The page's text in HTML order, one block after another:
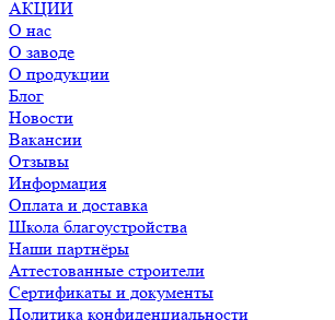
АКЦИИ
О нас
О заводе
О продукции
Блог
Новости
Вакансии
Отзывы
Информация
Оплата и доставка
Школа благоустройства
Наши партнёры
Аттестованные строители
Сертификаты и документы
Политика конфиденциальности